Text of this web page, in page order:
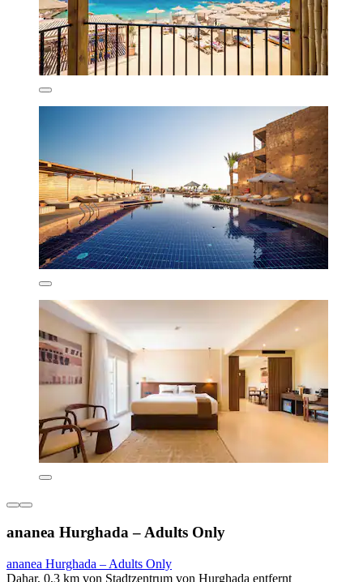
ananea Hurghada – Adults Only
ananea Hurghada – Adults Only
Dahar, 0,3 km von Stadtzentrum von Hurghada entfernt